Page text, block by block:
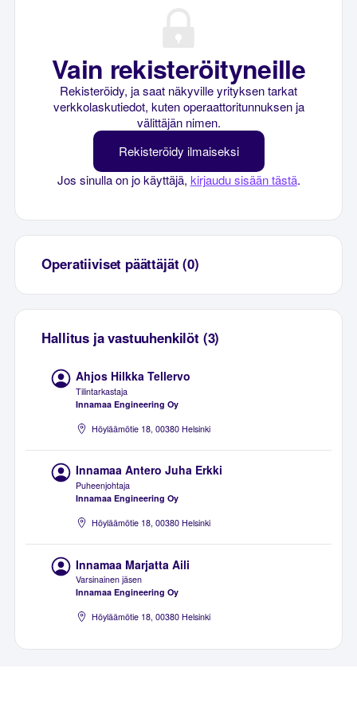
Vain rekisteröityneille
Rekisteröidy, ja saat näkyville yrityksen tarkat
verkkolaskutiedot, kuten operaattoritunnuksen ja
välittäjän nimen.
Rekisteröidy ilmaiseksi
Jos sinulla on jo käyttäjä, kirjaudu sisään tästä.
Operatiiviset päättäjät (0)
Hallitus ja vastuuhenkilöt (3)
Ahjos Hilkka Tellervo
Tilintarkastaja
Innamaa Engineering Oy
Höyläämötie 18, 00380 Helsinki
Innamaa Antero Juha Erkki
Puheenjohtaja
Innamaa Engineering Oy
Höyläämötie 18, 00380 Helsinki
Innamaa Marjatta Aili
Varsinainen jäsen
Innamaa Engineering Oy
Höyläämötie 18, 00380 Helsinki